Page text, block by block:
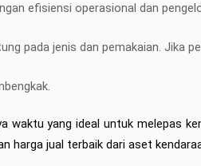
efisiensi operasional dan
pada jenis dan pemakaian. Jika
waktu yang ideal untuk melepas
harga jual terbaik dari aset